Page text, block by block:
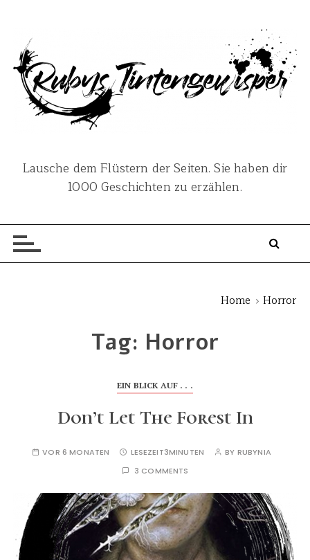
Lausche dem Flüstern der Seiten. Sie haben dir
1000 Geschichten zu erzählen.
Home Horror
Tag: Horror
EIN BLICK AUF . . .
Don’t Let The Forest In
VOR 6 MONATEN LESEZEIT3MINUTEN BY RUBYNIA
3 COMMENTS